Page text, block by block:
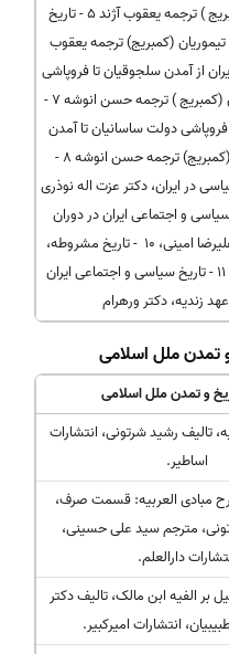
صفویان (كمبریج ) ترجمه یعقوب آژند 5 - تاریخ
تیموریان (كمبریج) ترجمه یعقوب
ایران از آمدن سلجوقیان تا فروپاشی
دولت ایلخانان (كمبریج ) ترجمه حسن انوشه 7 -
فروپاشی دولت ساسانیان تا آمدن
سلجوقیان (كمبریج) ترجمه حسن انوشه 8 -
در ایران، دكتر عزت اله نوذری
و اجتماعی ایران در دوران
پهلوی، دكتر علیرضا امینی، 10 - تاریخ مشروطه،
احمد كسروی 11 - تاریخ سیاسی و اجتماعی ایران
زندیه، دكتر ورهرام
تمدن ملل اسلامی
و تمدن ملل اسلامی
تالیف رشید شرتونی، انتشارات
اساطیر.
مبادی العربیه: قسمت صرف،
مترجم سید علی حسینی،
دارالعلم.
بر الفیه ابن مالک، تالیف دکتر
انتشارات امیرکبیر.